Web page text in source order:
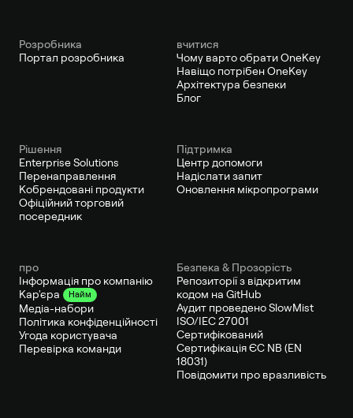
Pозробника
Портал розробника
вчитися
Чому варто обрати OneKey
Навіщо потрібен OneKey
Архітектура безпеки
Блог
Рішення
Enterprise Solutions
Перенаправлення
Кобрендовані продукти
Офіційний торговий
посередник
Підтримка
Центр допомоги
Надіслати запит
Оновлення мікропрограми
про
Інформація про компанію
Кар'єра
Найм
Медіа-набори
Політика конфіденційності
Угода користувача
Перевірка команди
Безпека & Прозорість
Репозиторії з відкритим
кодом на GitHub
Аудит проведено SlowMist
ISO/IEC 27001
Сертифікований
Сертифікація ЄС NB (EN
18031)
Повідомити про вразливість